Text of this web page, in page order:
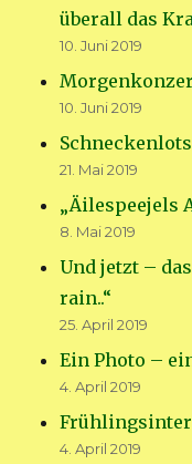
überall das
10. Juni 2019
10. Juni 2019
21. Mai 2019
„Äilespeejels
8. Mai 2019
Und jetzt –
rain..“
25. April 2019
Ein Photo –
4. April 2019
4. April 2019